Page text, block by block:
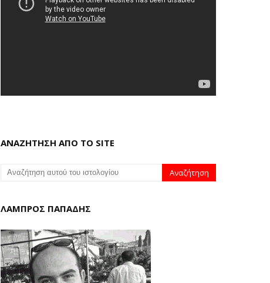
ΑΝΑΖΗΤΗΣΗ ΑΠΟ ΤΟ SITE
ΛΑΜΠΡΟΣ ΠΑΠΑΔΗΣ